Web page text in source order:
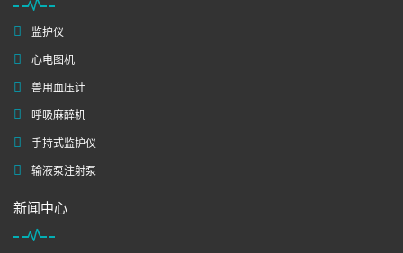
监护仪
心电图机
兽用血压计
呼吸麻醉机
手持式监护仪
输液泵注射泵
新闻中心